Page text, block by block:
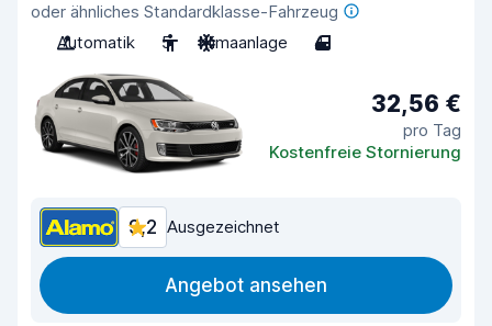
oder ähnliches Standardklasse-Fahrzeug
Automatik
5 Klimaanlage 4
32,56 €
pro Tag
Kostenfreie Stornierung
9,2 Ausgezeichnet
Angebot ansehen